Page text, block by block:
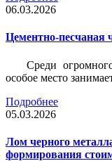
06.03.2026
Цементно-песчаная
Среди
особое место
Подробнее
05.03.2026
Лом черного
формирования